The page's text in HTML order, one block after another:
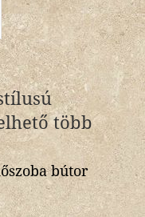
több
bútor